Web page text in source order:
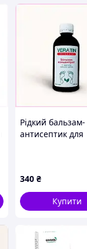
Рідкий бальзам-
антисептик для
340 ₴
Купити